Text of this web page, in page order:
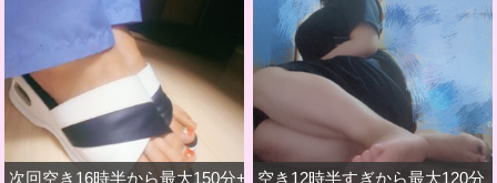
次回空き16時半から最大150分+深夜のみです空き12時半すぎから最大120分